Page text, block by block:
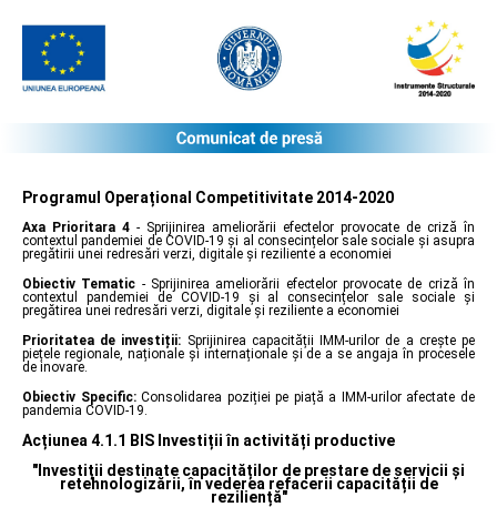
Programul Operațional Competitivitate 2014-2020
Axa Prioritara 4 - Sprijinirea ameliorării efectelor provocate de criză în
contextul pandemiei de COVID-19 și al consecințelor sale sociale și asupra
pregătirii unei redresări verzi, digitale și reziliente a economiei
Obiectiv Tematic - Sprijinirea ameliorării efectelor provocate de criză în
contextul pandemiei de COVID-19 și al consecințelor sale sociale și
pregătirea unei redresări verzi, digitale și reziliente a economiei
Prioritatea de investiții: Sprijinirea capacității IMM-urilor de a crește pe
piețele regionale, naționale și internaționale și de a se angaja în procesele
de inovare.
Obiectiv Specific:Consolidarea poziției pe piață a IMM-urilor afectate de
pandemia COVID-19.
Acțiunea 4.1.1 BIS Investiții în activități productive
"Investiții destinate capacităților de prestare de servicii și
retehnologizării, în vederea refacerii capacității de
reziliență"